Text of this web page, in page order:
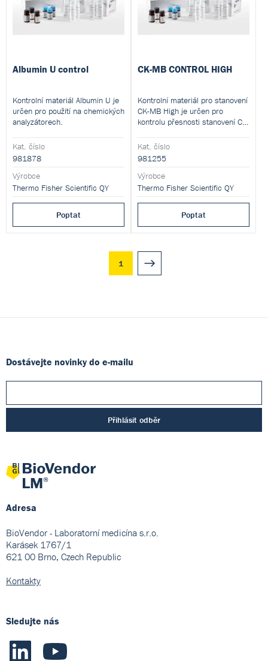
Albumin U control
Kontrolní materiál Albumin U je
určen pro použití na chemických
analyzátorech.
Kat. číslo
981878
Výrobce
Thermo Fisher Scientific QY
Poptat
CK-MB CONTROL HIGH
Kontrolní materiál pro stanovení
CK-MB High je určen pro
kontrolu přesnosti stanovení CK-
Kat. číslo
981255
Výrobce
Thermo Fisher Scientific QY
Poptat
1
Dostávejte novinky do e-mailu
Přihlásit odběr
Adresa
BioVendor - Laboratorní medicína s.r.o.
Karásek 1767/1
621 00 Brno, Czech Republic
Kontakty
Sledujte nás